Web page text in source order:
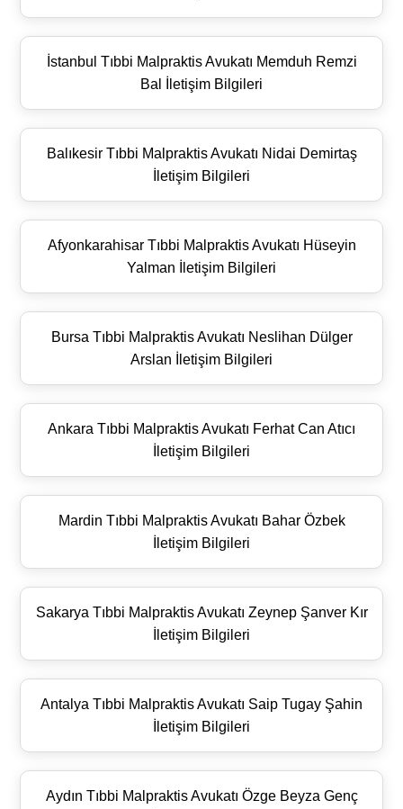
İstanbul Tıbbi Malpraktis Avukatı Memduh Remzi
Bal İletişim Bilgileri
Balıkesir Tıbbi Malpraktis Avukatı Nidai Demirtaş
İletişim Bilgileri
Afyonkarahisar Tıbbi Malpraktis Avukatı Hüseyin
Yalman İletişim Bilgileri
Bursa Tıbbi Malpraktis Avukatı Neslihan Dülger
Arslan İletişim Bilgileri
Ankara Tıbbi Malpraktis Avukatı Ferhat Can Atıcı
İletişim Bilgileri
Mardin Tıbbi Malpraktis Avukatı Bahar Özbek
İletişim Bilgileri
Sakarya Tıbbi Malpraktis Avukatı Zeynep Şanver Kır
İletişim Bilgileri
Antalya Tıbbi Malpraktis Avukatı Saip Tugay Şahin
İletişim Bilgileri
Aydın Tıbbi Malpraktis Avukatı Özge Beyza Genç